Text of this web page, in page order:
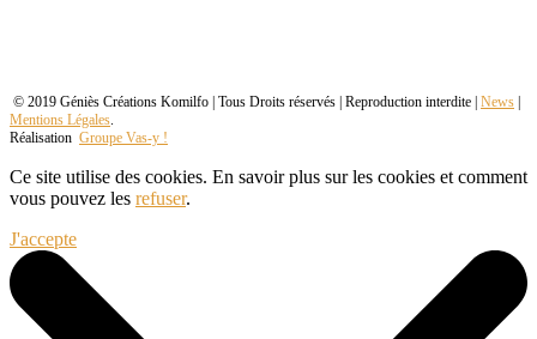
© 2019 Géniès Créations Komilfo | Tous Droits réservés | Reproduction interdite | News
Mentions Légales.
Réalisation Groupe Vas-y !
Ce site utilise des cookies. En savoir plus sur les cookies et comment
vous pouvez les refuser.
J'accepte